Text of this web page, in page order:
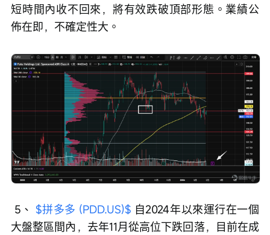
短時間內收不回來，將有效跌破頂部形態。業績公
佈在即，不確定性大。
5、 $拼多多 (PDD.US)$ 自2024年以來運行在一個
大盤整區間內，去年11月從高位下跌回落，目前在成